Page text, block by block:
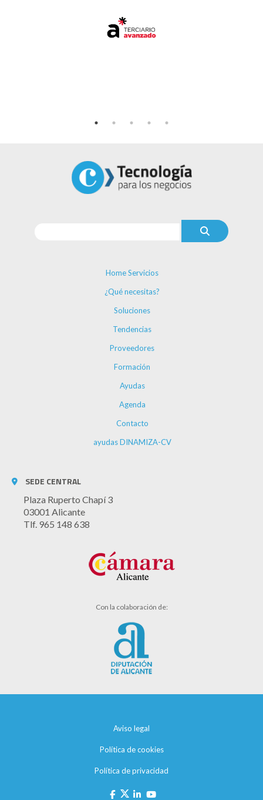
Home Servicios
¿Qué necesitas?
Soluciones
Tendencias
Proveedores
Formación
Ayudas
Agenda
Contacto
ayudas DINAMIZA-CV
SEDE CENTRAL
Plaza Ruperto Chapí 3
03001 Alicante
Tlf. 965 148 638
Con la colaboración de:
Aviso legal
Política de cookies
Política de privacidad